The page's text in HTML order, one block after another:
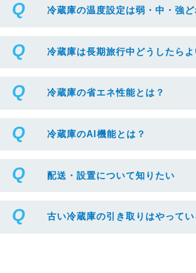
冷蔵庫の温度設定は弱・中・強
冷蔵庫は長期旅行中どうしたらよ
冷蔵庫の省エネ性能とは？
冷蔵庫のAI機能とは？
配送・設置について知りたい
古い冷蔵庫の引き取りはやってい